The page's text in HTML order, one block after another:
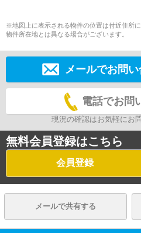
※地図上に表示される物件の位置は付近住所
物件所在地とは異なる場合がございます。
メールでお問
電話でお問
現況の確認はお気軽にお
無料会員登録はこちら
会員登録
メールで共有する